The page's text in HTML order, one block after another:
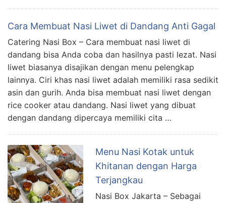
Cara Membuat Nasi Liwet di Dandang Anti Gagal
Catering Nasi Box – Cara membuat nasi liwet di
dandang bisa Anda coba dan hasilnya pasti lezat. Nasi
liwet biasanya disajikan dengan menu pelengkap
lainnya. Ciri khas nasi liwet adalah memiliki rasa sedikit
asin dan gurih. Anda bisa membuat nasi liwet dengan
rice cooker atau dandang. Nasi liwet yang dibuat
dengan dandang dipercaya memiliki cita …
Menu Nasi Kotak untuk
Khitanan dengan Harga
Terjangkau
Nasi Box Jakarta – Sebagai